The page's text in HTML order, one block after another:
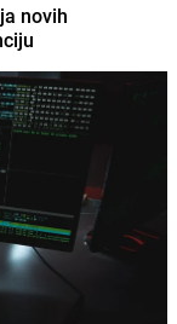
novih